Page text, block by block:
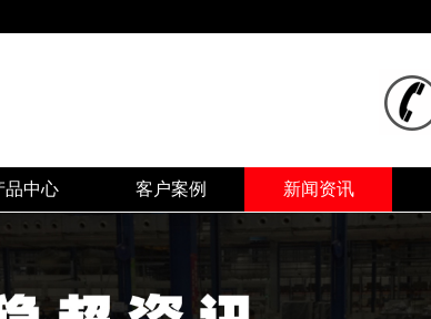
品中心 客户案例 新闻资讯